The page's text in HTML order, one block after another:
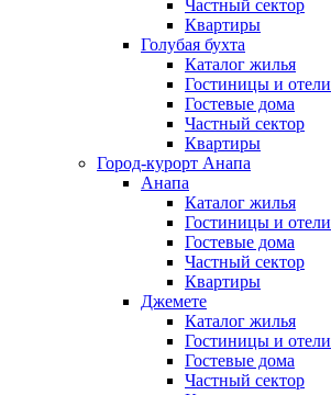
Частный сектор
Квартиры
Голубая бухта
Каталог жилья
Гостиницы и отели
Гостевые дома
Частный сектор
Квартиры
Город-курорт Анапа
Анапа
Каталог жилья
Гостиницы и отели
Гостевые дома
Частный сектор
Квартиры
Джемете
Каталог жилья
Гостиницы и отели
Гостевые дома
Частный сектор